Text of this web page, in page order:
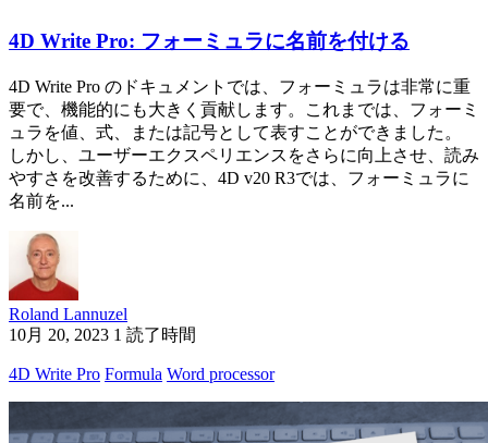
4D Write Pro: フォーミュラに名前を付ける
4D Write Pro のドキュメントでは、フォーミュラは非常に重
要で、機能的にも大きく貢献します。これまでは、フォーミ
ュラを値、式、または記号として表すことができました。
しかし、ユーザーエクスペリエンスをさらに向上させ、読み
やすさを改善するために、4D v20 R3では、フォーミュラに
名前を...
Roland Lannuzel
10月 20, 2023 1 読了時間
4D Write Pro Formula Word processor